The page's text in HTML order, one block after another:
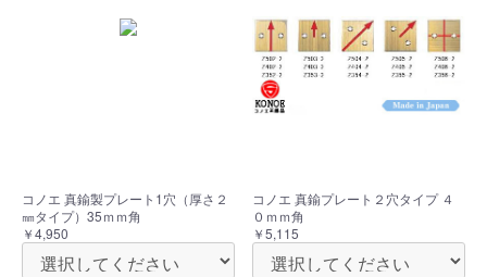
コノエ 真鍮製プレート1穴（厚さ２
㎜タイプ）35ｍｍ角
￥4,950
コノエ 真鍮プレート２穴タイプ ４
０ｍｍ角
￥5,115